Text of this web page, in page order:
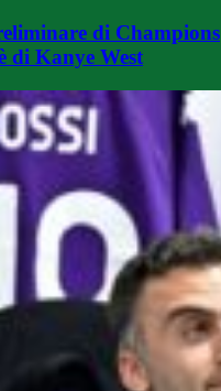
di Champions
di Kanye West